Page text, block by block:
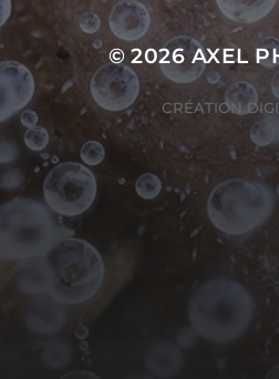
© 2026AXEL
CRÉATION